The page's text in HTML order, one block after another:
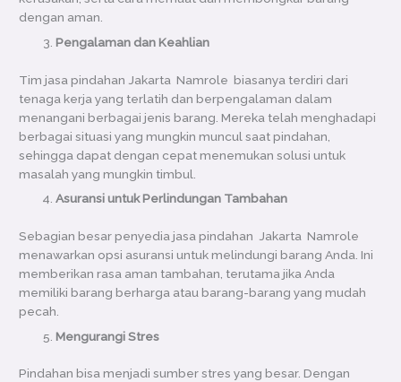
dengan aman.
Pengalaman dan Keahlian
Tim jasa pindahan Jakarta Namrole biasanya terdiri dari
tenaga kerja yang terlatih dan berpengalaman dalam
menangani berbagai jenis barang. Mereka telah menghadapi
berbagai situasi yang mungkin muncul saat pindahan,
sehingga dapat dengan cepat menemukan solusi untuk
masalah yang mungkin timbul.
Asuransi untuk Perlindungan Tambahan
Sebagian besar penyedia jasa pindahan Jakarta Namrole
menawarkan opsi asuransi untuk melindungi barang Anda. Ini
memberikan rasa aman tambahan, terutama jika Anda
memiliki barang berharga atau barang-barang yang mudah
pecah.
Mengurangi Stres
Pindahan bisa menjadi sumber stres yang besar. Dengan